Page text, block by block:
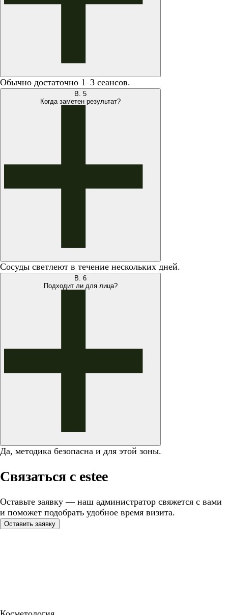
Обычно достаточно 1–3 сеансов.
В. 5
Когда заметен результат?
Сосуды светлеют в течение нескольких дней.
В. 6
Подходит ли для лица?
Да, методика безопасна и для этой зоны.
Связаться с estee
Оставьте заявку — наш администратор свяжется с вами
и поможет подобрать удобное время визита.
Оставить заявку